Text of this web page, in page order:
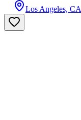
Los Angeles, CA